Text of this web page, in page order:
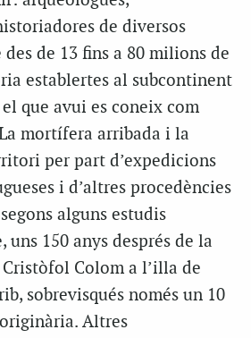
de diversos
de 13 fins a 80 milions de
establertes al subcontinent
que avui es coneix com
mortífera arribada i la
per part d’expedicions
i d’altres procedències
alguns estudis
uns 150 anys després de la
Colom a l’illa de
sobrevisqués només un 10
Altres